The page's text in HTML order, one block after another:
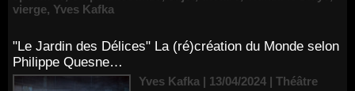
vierge, Yves Kafka
"Le Jardin des Délices" La (ré)création du Monde selon
Philippe Quesne…
Yves Kafka | 13/04/2024 | Théâtre